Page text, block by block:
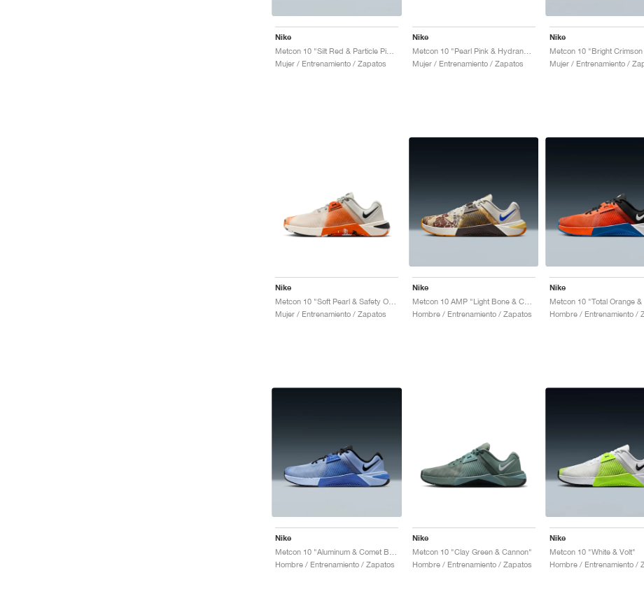
Nike
Mujer / Entrenamiento / Zapatos
Nike
Metcon 10 "Pearl Pink & Hydrangeas"
Mujer / Entrenamiento / Zapatos
Nike
Mujer / Entrenamiento /
Nike
Mujer / Entrenamiento / Zapatos
Nike
Metcon 10 AMP "Light Bone & Cave Stone"
Hombre / Entrenamiento / Zapatos
Nike
Hombre / Entrenamiento /
Nike
Hombre / Entrenamiento / Zapatos
Nike
Metcon 10 "Clay Green & Cannon"
Hombre / Entrenamiento / Zapatos
Nike
Metcon 10 "White & Volt"
Hombre / Entrenamiento /